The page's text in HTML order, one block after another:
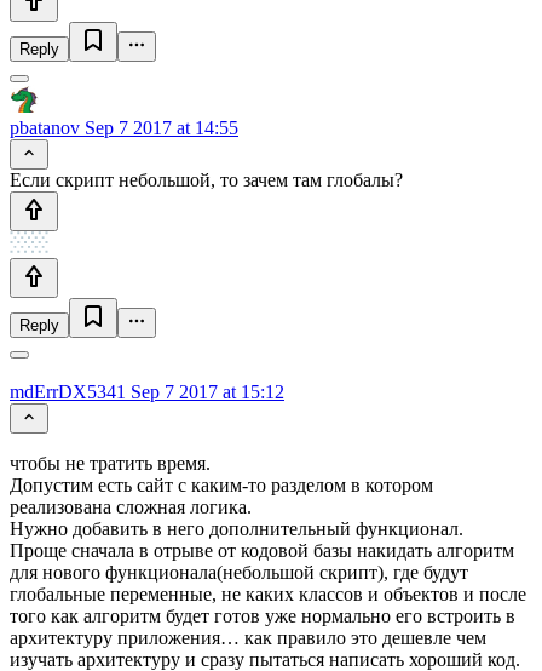
Reply
pbatanov Sep 7 2017 at 14:55
Если скрипт небольшой, то зачем там глобалы?
Reply
mdErrDX5341 Sep 7 2017 at 15:12
чтобы не тратить время.
Допустим есть сайт с каким-то разделом в котором
реализована сложная логика.
Нужно добавить в него дополнительный функционал.
Проще сначала в отрыве от кодовой базы накидать алгоритм
для нового функционала(небольшой скрипт), где будут
глобальные переменные, не каких классов и объектов и после
того как алгоритм будет готов уже нормально его встроить в
архитектуру приложения… как правило это дешевле чем
изучать архитектуру и сразу пытаться написать хороший код.